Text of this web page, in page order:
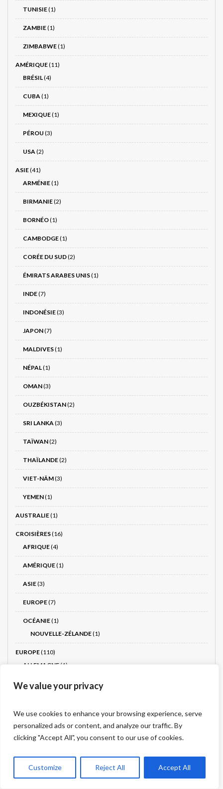
We value your privacy
We use cookies to enhance your browsing experience, serve
personalized ads or content, and analyze our traffic. By
clicking "Accept All", you consent to our use of cookies.
Customize Reject All Accept All
TUNISIE(1)
ZAMBIE(1)
ZIMBABWE(1)
AMÉRIQUE(11)
BRÉSIL(4)
CUBA(1)
MEXIQUE(1)
PÉROU (3)
USA(2)
ASIE(41)
ARMÉNIE(1)
BIRMANIE(2)
BORNÉO(1)
CAMBODGE(1)
CORÉE DU SUD(2)
ÉMIRATS ARABES UNIS(1)
INDE(7)
INDONÉSIE(3)
JAPON(7)
MALDIVES(1)
NÉPAL(1)
OMAN(3)
OUZBÉKISTAN(2)
SRI LANKA(3)
TAÏWAN(2)
THAÏLANDE(2)
VIET-NÂM(3)
YEMEN(1)
AUSTRALIE(1)
CROISIÈRES(16)
AFRIQUE(4)
AMÉRIQUE(1)
ASIE(3)
EUROPE(7)
OCÉANIE(1)
NOUVELLE-ZÉLANDE(1)
EUROPE(110)
ALLEMAGNE (1)
AUTRICHE(2)
CRÈTE(2)
CROATIE(2)
DANEMARK(1)